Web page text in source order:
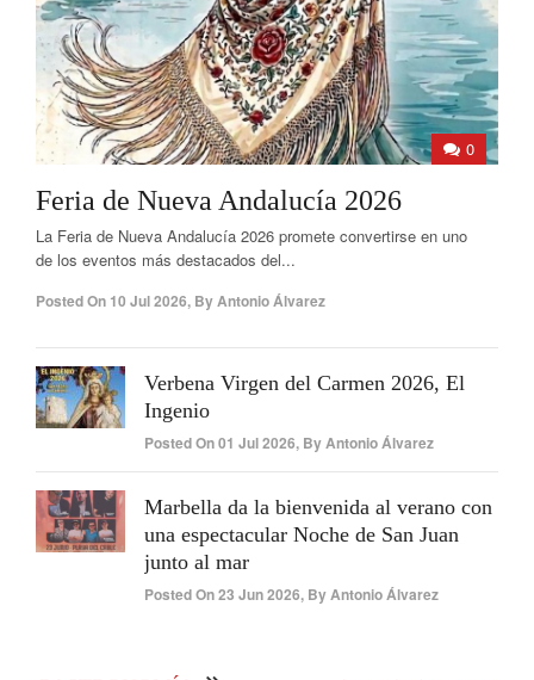
0
Feria de Nueva Andalucía 2026
La Feria de Nueva Andalucía 2026 promete convertirse en uno
de los eventos más destacados del...
Posted On 10 Jul 2026, By Antonio Álvarez
Verbena Virgen del Carmen 2026, El
Ingenio
Posted On01 Jul 2026, By Antonio Álvarez
Marbella da la bienvenida al verano con
una espectacular Noche de San Juan
junto al mar
Posted On23 Jun 2026, By Antonio Álvarez